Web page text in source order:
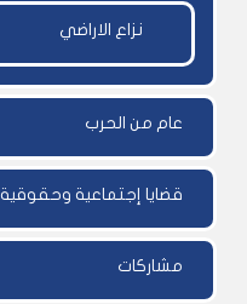
نزاع الاراضي
عام من الحرب
قضايا إجتماعية وحقوقية
مشاركات